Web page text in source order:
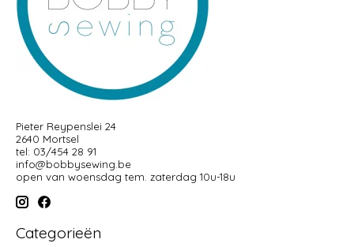
Pieter Reypenslei 24
2640 Mortsel
tel: 03/454 28 91
info@bobbysewing.be
open van woensdag tem. zaterdag 10u-18u
Categorieën